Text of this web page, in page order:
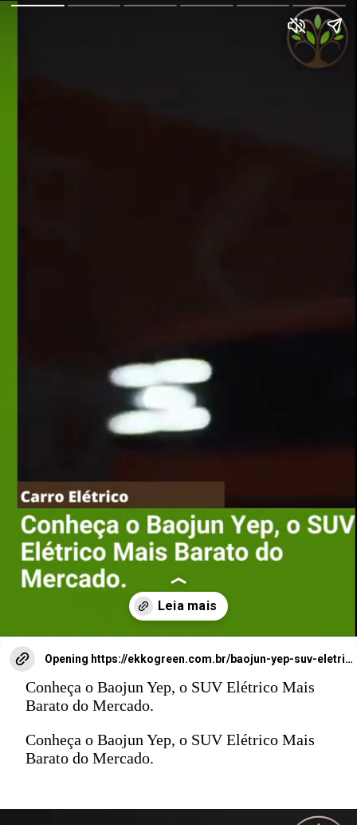
Conheça o
Baojun Yep, o
SUV Elétrico
M
ais Barato do
M
ercado.
Opening https://ekkogreen.com.br/baojun-yep-suv-eletrico/?utm_source=google&utm_medium=web-stories&utm_campaign=mobilidade&utm_term=suv-eletrico
Conheça o Baojun Yep, o SUV Elétrico Mais
Barato do Mercado.
Conheça o Baojun Yep, o SUV Elétrico Mais
Barato do Mercado.